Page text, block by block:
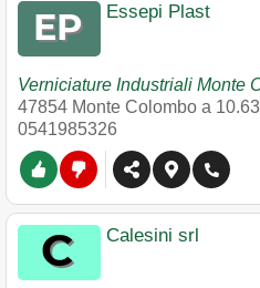
Essepi Plast
Verniciature Industriali Monte
47854 Monte Colombo a
0541985326
Calesini srl